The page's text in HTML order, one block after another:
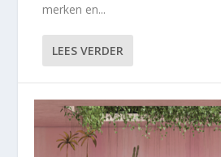
merken en...
LEES VERDER